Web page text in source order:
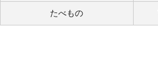
たべもの